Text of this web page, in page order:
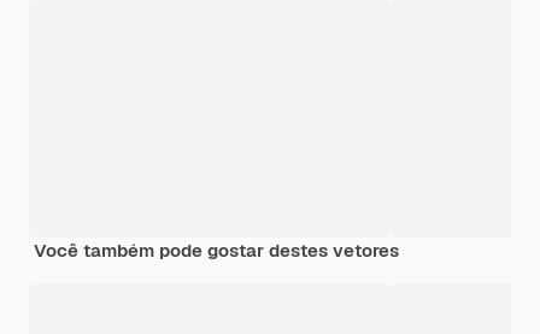
Você também pode gostar destes vetores